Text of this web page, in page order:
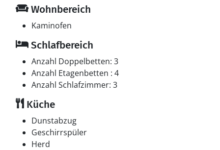
Wohnbereich
Kaminofen
Schlafbereich
Anzahl Doppelbetten: 3
Anzahl Etagenbetten : 4
Anzahl Schlafzimmer: 3
Küche
Dunstabzug
Geschirrspüler
Herd